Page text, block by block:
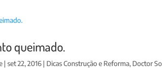
queimado.
|set 22, 2016 | Dicas Construção e Reforma, Doctor